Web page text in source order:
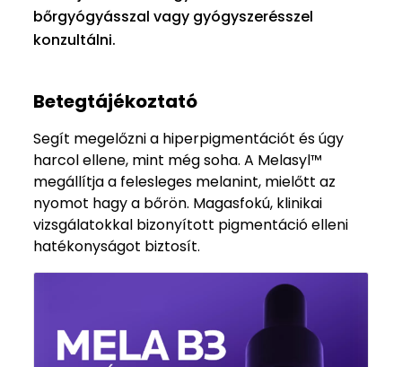
bőrgyógyásszal vagy gyógyszerésszel
konzultálni.
Betegtájékoztató
Segít megelőzni a hiperpigmentációt és úgy
harcol ellene, mint még soha. A Melasyl™
megállítja a felesleges melanint, mielőtt az
nyomot hagy a bőrön. Magasfokú, klinikai
vizsgálatokkal bizonyított pigmentáció elleni
hatékonyságot biztosít.